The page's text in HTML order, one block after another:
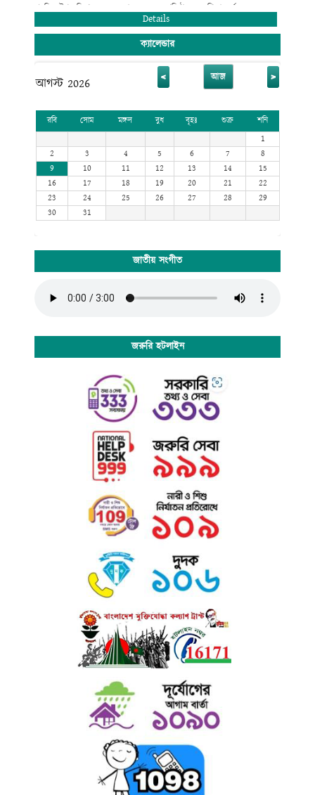
প্রযুক্তির উপর বিশেষ গুরুত্ব দেয়া হয়েছে। এ প্রতিষ্ঠান হতে শিক্ষা অর্জন করে অনেক
গুণী ব্যক্তি জাতীয় ও আন্তর্জাতিক ক্ষেত্রে ভূমিকা রেখে যাচ্ছেন।
Details
ক্যালেন্ডার
আগস্ট 2026 < আজ >
রবি সোম মঙ্গল বুধ বৃহঃ শুক্র
শনি
1
2
3 4 5 6 7
8
9
10 11 12 13 14
15
16
17 18 19 20 21
22
23
24 25 26 27 28
29
30
31
জাতীয় সংগীত
জরুরি হটলাইন